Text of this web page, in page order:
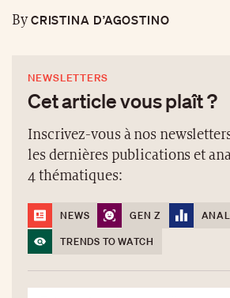
Inscrivez-vous à nos
NEWS GEN Z
TRENDS TO WATCH
NEWSLETTERS